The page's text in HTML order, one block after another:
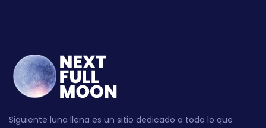
Siguiente luna llena es un sitio dedicado a todo lo que